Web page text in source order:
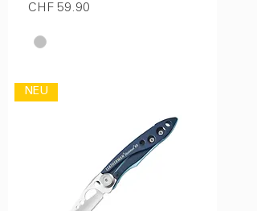
Preis
CHF 59.90
NEU